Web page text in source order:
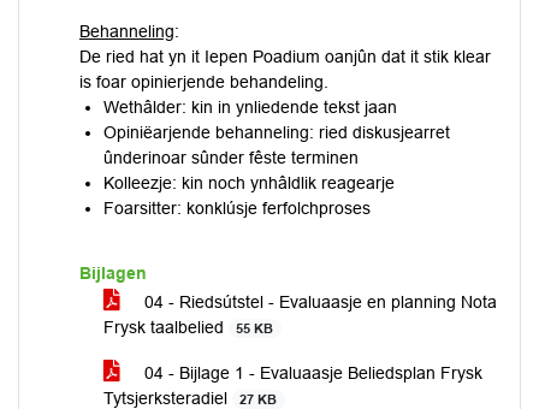
Behanneling:
De ried hat yn it Iepen Poadium oanjûn dat it stik klear
is foar opinierjende behandeling.
Wethâlder: kin in ynliedende tekst jaan
Opiniëarjende behanneling: ried diskusjearret
ûnderinoar sûnder fêste terminen
Kolleezje: kin noch ynhâldlik reagearje
Foarsitter: konklúsje ferfolchproses
Bijlagen
04 - Riedsútstel - Evaluaasje en planning Nota
Frysk taalbelied
55 KB
04 - Bijlage 1 - Evaluaasje Beliedsplan Frysk
Tytsjerksteradiel
27 KB